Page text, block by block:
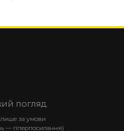
погляд.
лише за умови
— гіперпосилання)